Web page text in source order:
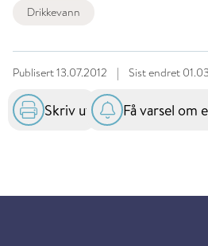
Drikkevann
Publisert13.07.2012 | Sist endret
Skriv ut Få varsel om